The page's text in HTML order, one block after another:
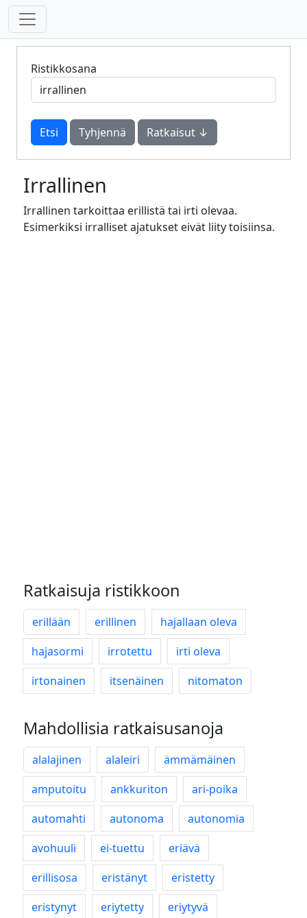
Ristikkosana
Tyhjennä Ratkaisut ↓
Irrallinen
Irrallinen tarkoittaa erillistä tai irti olevaa.
Esimerkiksi irralliset ajatukset eivät liity toisiinsa.
Ratkaisuja ristikkoon
erillään erillinen
hajallaan oleva
hajasormi
irrotettu
irti oleva
irtonainen
itsenäinen nitomaton
Mahdollisia ratkaisusanoja
alalajinen alaleiri
ämmämäinen
amputoitu
ankkuriton
ari-poika
automahti
autonoma
autonomia
avohuuli
ei-tuettu
eriävä
erillisosa
eristänyt
eristetty
eristynyt
eriytetty
eriytyvä